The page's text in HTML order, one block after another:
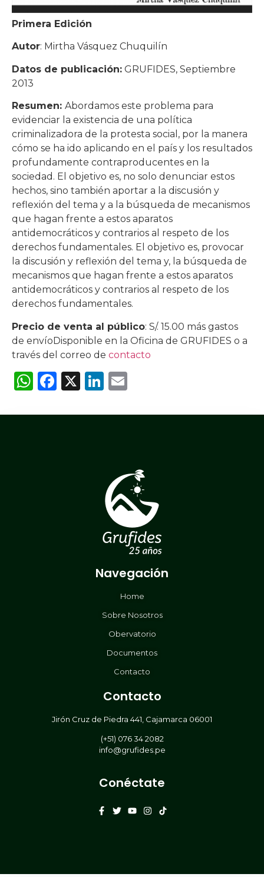
Primera Edición
Autor: Mirtha Vásquez Chuquilín
Datos de publicación: GRUFIDES, Septiembre
2013
Resumen: Abordamos este problema para
evidenciar la existencia de una política
criminalizadora de la protesta social, por la manera
cómo se ha ido aplicando en el país y los resultados
profundamente contraproducentes en la
sociedad. El objetivo es, no solo denunciar estos
hechos, sino también aportar a la discusión y
reflexión del tema y a la búsqueda de mecanismos
que hagan frente a estos aparatos
antidemocráticos y contrarios al respeto de los
derechos fundamentales. El objetivo es, provocar
la discusión y reflexión del tema y, la búsqueda de
mecanismos que hagan frente a estos aparatos
antidemocráticos y contrarios al respeto de los
derechos fundamentales.
Precio de venta al público: S/. 15.00 más gastos
de envíoDisponible en la Oficina de GRUFIDES o a
través del correo de contacto
WhatsApp
Facebook
X LinkedIn
Navegación
Home
Sobre Nosotros
Obervatorio
Documentos
Contacto
Contacto
Jirón Cruz de Piedra 441, Cajamarca 06001
(+51) 076 34 2082
info@grufides.pe
Conéctate